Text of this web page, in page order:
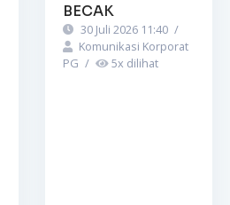
BECAK
30 Juli 2026 11:40 /
Komunikasi Korporat
PG / 5x dilihat